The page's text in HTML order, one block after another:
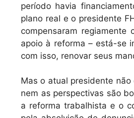
período havia
plano real e o presidente
compensaram
apoio à reforma – está-se
com isso, renovar seus
Mas o atual presidente
nem as perspectivas são
a reforma trabalhista e o